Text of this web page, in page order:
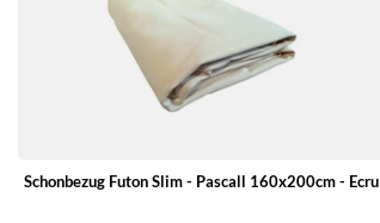
Schonbezug Futon Slim - Pascall 160x200cm - Ecru